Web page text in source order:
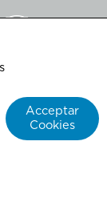
Acceptar
Cookies